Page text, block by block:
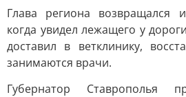
Глава региона возвращался
когда увидел лежащего у
доставил в ветклинику,
занимаются врачи.
Губернатор Ставрополья